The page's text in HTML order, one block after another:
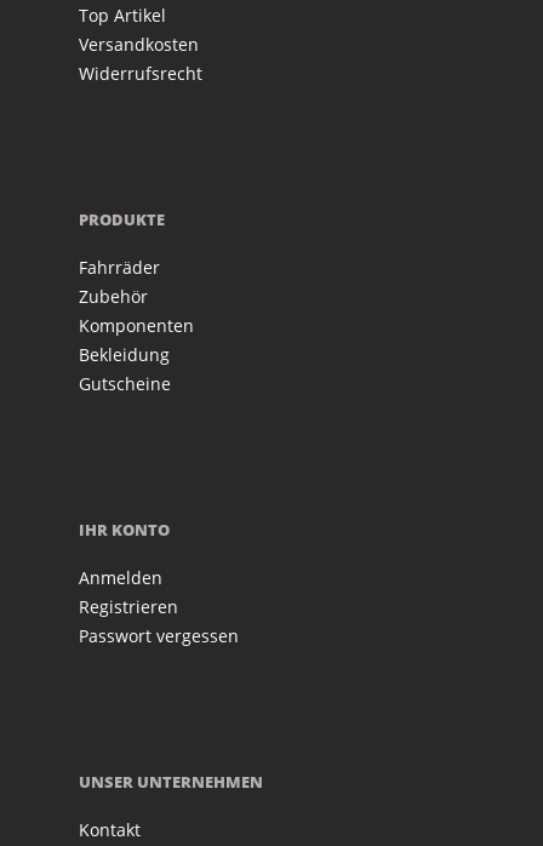
Top Artikel
Versandkosten
Widerrufsrecht
PRODUKTE
Fahrräder
Zubehör
Komponenten
Bekleidung
Gutscheine
IHR KONTO
Anmelden
Registrieren
Passwort vergessen
UNSER UNTERNEHMEN
Kontakt